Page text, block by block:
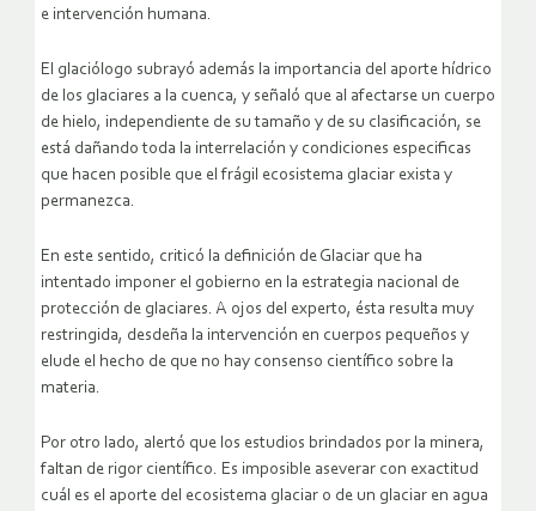
e intervención humana.
El glaciólogo subrayó además la importancia del aporte hídrico
de los glaciares a la cuenca, y señaló que al afectarse un cuerpo
de hielo, independiente de su tamaño y de su clasificación, se
está dañando toda la interrelación y condiciones especificas
que hacen posible que el frágil ecosistema glaciar exista y
permanezca.
En este sentido, criticó la definición de Glaciar que ha
intentado imponer el gobierno en la estrategia nacional de
protección de glaciares. A ojos del experto, ésta resulta muy
restringida, desdeña la intervención en cuerpos pequeños y
elude el hecho de que no hay consenso científico sobre la
materia.
Por otro lado, alertó que los estudios brindados por la minera,
faltan de rigor científico. Es imposible aseverar con exactitud
cuál es el aporte del ecosistema glaciar o de un glaciar en agua